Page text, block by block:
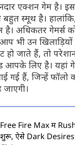
एक्शन गेम है।
स्मूथ है।
अधिकतर गेमर्स
भी उन
जाते हैं, तो
आपके लिए है।
गई हैं, जिन्हें
Free Fire Max में
शुरू, ऐसे Dark Desires